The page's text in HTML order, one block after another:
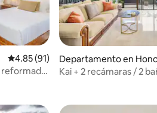
Calificación promedio: 4.85 de 5; 91
4.85 (91)
reformado
Departamento en
Kai + 2 recámaras / 2